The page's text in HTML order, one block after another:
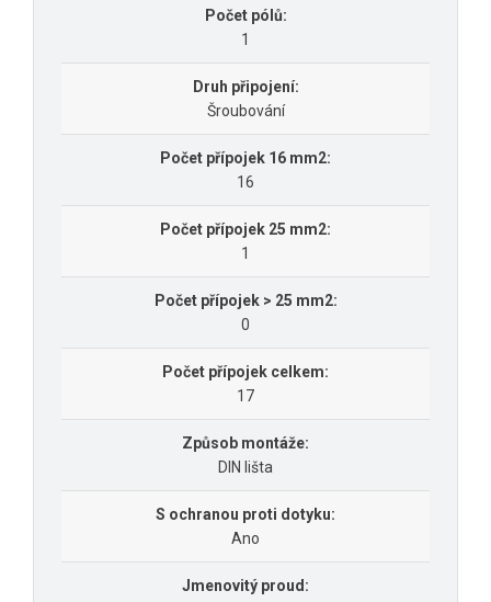
Počet pólů:
1
Druh připojení:
Šroubování
Počet přípojek 16 mm2:
16
Počet přípojek 25 mm2:
1
Počet přípojek > 25 mm2:
0
Počet přípojek celkem:
17
Způsob montáže:
DIN lišta
S ochranou proti dotyku:
Ano
Jmenovitý proud: